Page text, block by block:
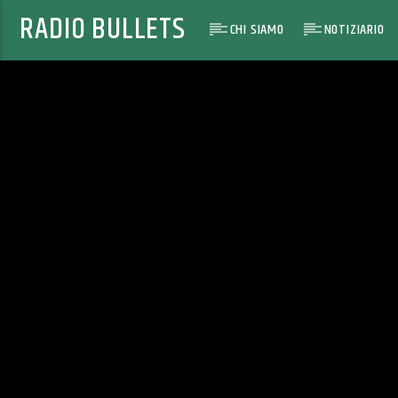
RADIO BULLETS CHI SIAMO NOTIZIARIO